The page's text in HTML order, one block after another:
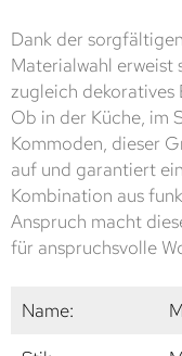
Dank der
Materialwahl erweist
zugleich dekoratives
Ob in der Küche, im
Kommoden, dieser
auf und garantiert
Kombination aus
Anspruch macht
für anspruchsvolle
Name: